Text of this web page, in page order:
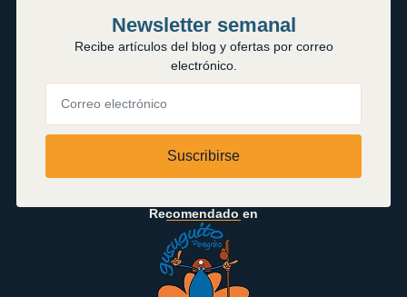
Newsletter semanal
Recibe artículos del blog y ofertas por correo
electrónico.
Suscribirse
Recomendado en